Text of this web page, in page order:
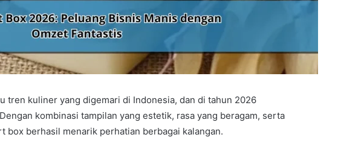
tren kuliner yang digemari di Indonesia, dan di tahun 2026
kombinasi tampilan yang estetik, rasa yang beragam, serta
box berhasil menarik perhatian berbagai kalangan.